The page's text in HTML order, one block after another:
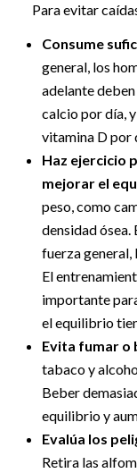
Para evitar
Consume
general, los
adelante
calcio por día,
vitamina D por
Haz ejercicio
mejorar el
peso, como
densidad ósea.
fuerza general,
El
importante
el equilibrio
Evita fumar o
tabaco y
Beber
equilibrio y
Evalúa los
Retira las